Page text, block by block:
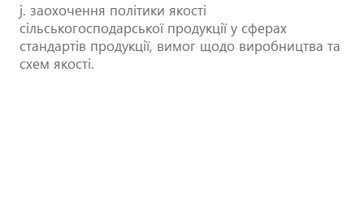
j. заохочення політики якості
сільськогосподарської продукції у сферах
стандартів продукції, вимог щодо виробництва та
схем якості.